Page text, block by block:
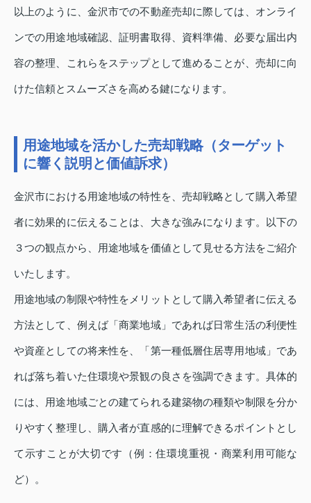
以上のように、金沢市での不動産売却に際しては、オンライ
ンでの用途地域確認、証明書取得、資料準備、必要な届出内
容の整理、これらをステップとして進めることが、売却に向
けた信頼とスムーズさを高める鍵になります。
用途地域を活かした売却戦略（ターゲット
に響く説明と価値訴求）
金沢市における用途地域の特性を、売却戦略として購入希望
者に効果的に伝えることは、大きな強みになります。以下の
３つの観点から、用途地域を価値として見せる方法をご紹介
いたします。
用途地域の制限や特性をメリットとして購入希望者に伝える
方法として、例えば「商業地域」であれば日常生活の利便性
や資産としての将来性を、「第一種低層住居専用地域」であ
れば落ち着いた住環境や景観の良さを強調できます。具体的
には、用途地域ごとの建てられる建築物の種類や制限を分か
りやすく整理し、購入者が直感的に理解できるポイントとし
て示すことが大切です（例：住環境重視・商業利用可能な
ど）。